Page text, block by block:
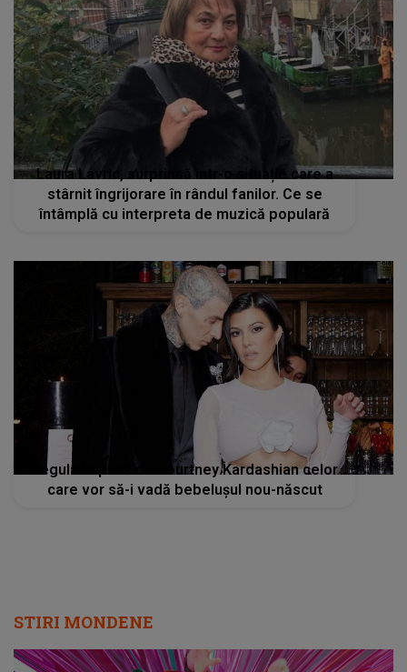
Laura Lavric, surprinsă într-o situație care a
stârnit îngrijorare în rândul fanilor. Ce se
întâmplă cu interpreta de muzică populară
Regula impusă de Kourtney Kardashian celor
care vor să-i vadă bebelușul nou-născut
STIRI MONDENE